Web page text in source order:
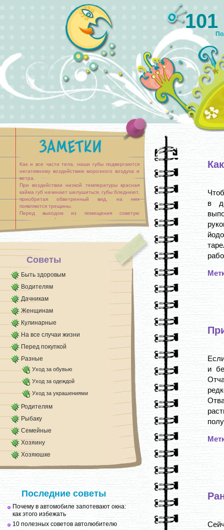
Как и все части тела, наши губы подвергаются
негативному воздействию морозного воздуха и
ветра.
При воздействии низкой температуры красная
кайма губ начинает шелушиться, губы бледнеют,
приобретая обветренный вид, на них
появляются трещины.
Перед выходом из помещения советую
протереть губы лимонным соком и смазать
смесью гусиного жира и касторового масла в
равных частях. Можно перед выходом нанести
на [...]
Советы
Быть здоровым
Водителям
Дачникам
Женщинам
Кулинарные
На все случаи жизни
Перед покупкой
Разные
Уход за обувью
Уход за одеждой
Уход за украшениями
Родителям
Рыбаку
Семейные
Хозяину
Хозяюшке
Последние советы
Почему в автомобиле запотевают окна:
как этого избежать
10 полезных советов автолюбителю
в
и